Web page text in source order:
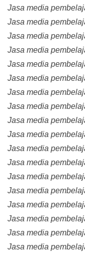
Jasa media
Jasa media
Jasa media
Jasa media
Jasa media
Jasa media
Jasa media
Jasa media
Jasa media
Jasa media
Jasa media
Jasa media
Jasa media
Jasa media
Jasa media
Jasa media
Jasa media
Jasa media